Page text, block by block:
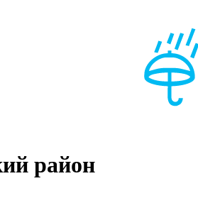
район